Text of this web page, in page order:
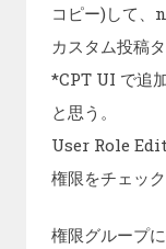
コピー)して、
カスタム投稿
*CPT UI で追
と思う。
User Role
権限をチェッ
権限グループ